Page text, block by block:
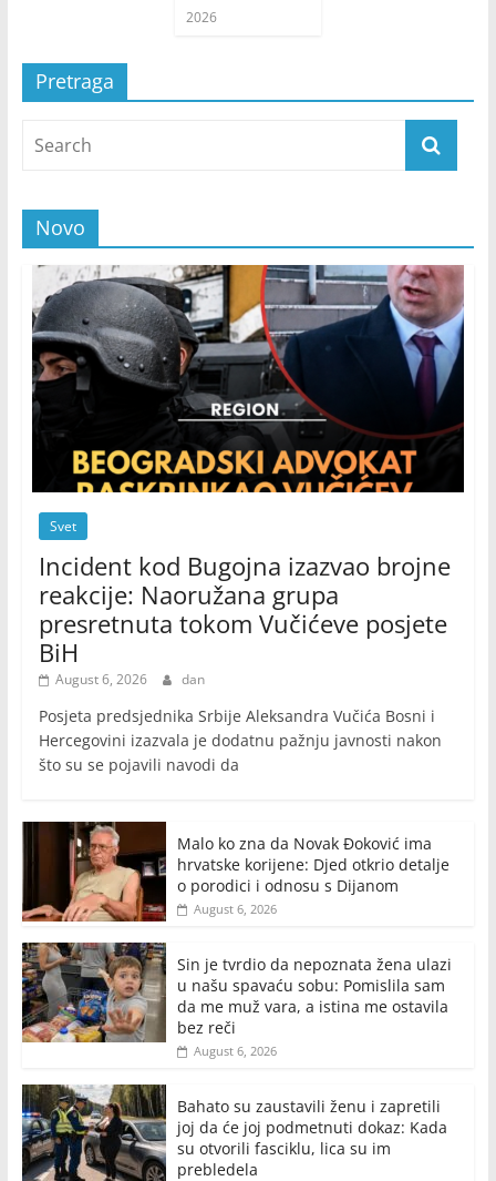
2026
Pretraga
Novo
Svet
Incident kod Bugojna izazvao brojne
reakcije: Naoružana grupa
presretnuta tokom Vučićeve posjete
BiH
August 6, 2026 dan
Posjeta predsjednika Srbije Aleksandra Vučića Bosni i
Hercegovini izazvala je dodatnu pažnju javnosti nakon
što su se pojavili navodi da
Malo ko zna da Novak Đoković ima
hrvatske korijene: Djed otkrio detalje
o porodici i odnosu s Dijanom
August 6, 2026
Sin je tvrdio da nepoznata žena ulazi
u našu spavaću sobu: Pomislila sam
da me muž vara, a istina me ostavila
bez reči
August 6, 2026
Bahato su zaustavili ženu i zapretili
joj da će joj podmetnuti dokaz: Kada
su otvorili fasciklu, lica su im
prebledela